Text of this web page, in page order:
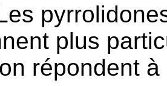
plus
répondent